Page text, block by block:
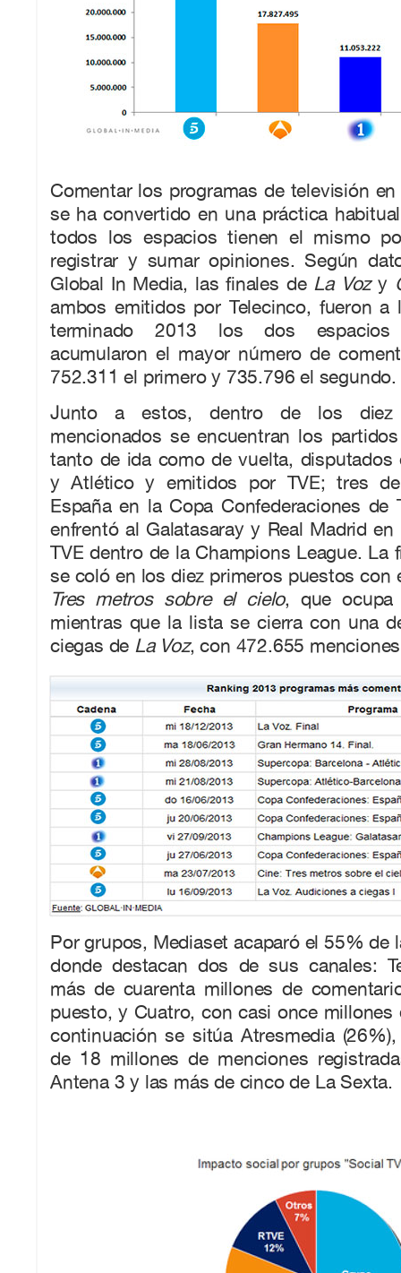
Comentar los programas de televisión
se ha convertido en una práctica
todos los espacios tienen el mismo
registrar y sumar opiniones. Según
Global In Media, las finales de La Vozy
ambos emitidos por Telecinco, fueron a
terminado 2013 los dos espacios
acumularon el mayor número de
752.311 el primero y 735.796 el segundo.
Junto a estos, dentro de los diez
mencionados se encuentran los
tanto de ida como de vuelta, disputados
y Atlético y emitidos por TVE; tres
España en la Copa Confederaciones de
enfrentó al Galatasaray y Real Madrid
TVE dentro de la Champions League. La
se coló en los diez primeros puestos con
Tres metros sobre el cielo, que ocupa
mientras que la lista se cierra con una
ciegas de La Voz, con 472.655
Por grupos, Mediaset acaparó el 55% de
donde destacan dos de sus canales:
más de cuarenta millones de
puesto, y Cuatro, con casi once millones
continuación se sitúa Atresmedia
de 18 millones de menciones
Antena 3 y las más de cinco de La Sexta.